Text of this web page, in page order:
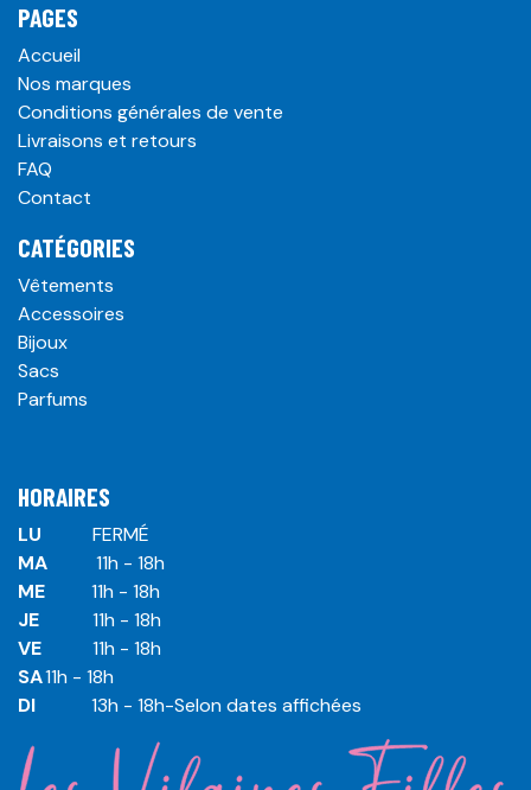
PAGES
Accueil
Nos marques
Conditions générales de vente
Livraisons et retours
FAQ
Contact
CATÉGORIES
Vêtements
Accessoires
Bijoux
Sacs
Parfums
HORAIRES
LU
​ ​FERMÉ
MA
​11h - 18h
ME
​11h - 18h
JE
​​11h - 18h
VE
​​​11h - 18h
SA​​​11h - 18h
DI
​​​ 13h - 18h-Selon dates affichées